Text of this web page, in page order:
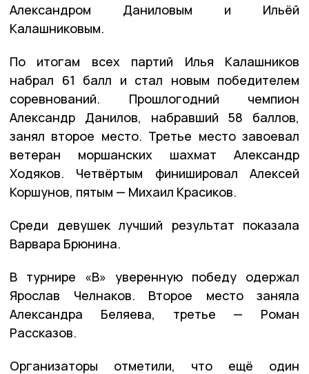
Александром Даниловым и Ильёй
Калашниковым.
По итогам всех партий Илья Калашников
набрал 61 балл и стал новым победителем
соревнований. Прошлогодний чемпион
Александр Данилов, набравший 58 баллов,
занял второе место. Третье место завоевал
ветеран моршанских шахмат Александр
Ходяков. Четвёртым финишировал Алексей
Коршунов, пятым — Михаил Красиков.
Среди девушек лучший результат показала
Варвара Брюнина.
В турнире «В» уверенную победу одержал
Ярослав Челнаков. Второе место заняла
Александра Беляева, третье — Роман
Рассказов.
Организаторы отметили, что ещё один